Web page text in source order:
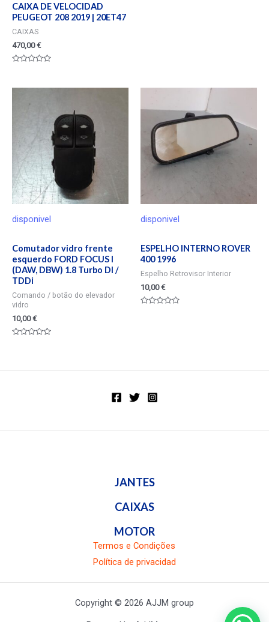
CAIXA DE VELOCIDAD
PEUGEOT 208 2019 | 20ET47
CAIXAS
470,00€
disponivel
Comutador vidro frente
esquerdo FORD FOCUS I
(DAW, DBW) 1.8 Turbo DI /
TDDi
Comando / botão do elevador
vidro
10,00€
5
disponivel
ESPELHO INTERNO ROVER
400 1996
Espelho Retrovisor Interior
10,00€
JANTES
CAIXAS
MOTOR
Termos e Condições
Política de privacidad
Copyright © 2026 AJJM group